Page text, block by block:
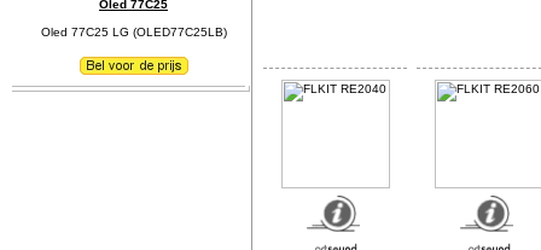
Oled 77C25
Oled 77C25 LG (OLED77C25LB)